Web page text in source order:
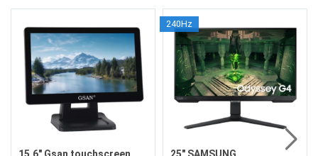
15.6" Gsan touchscreen
240Hz
25" SAMSUNG